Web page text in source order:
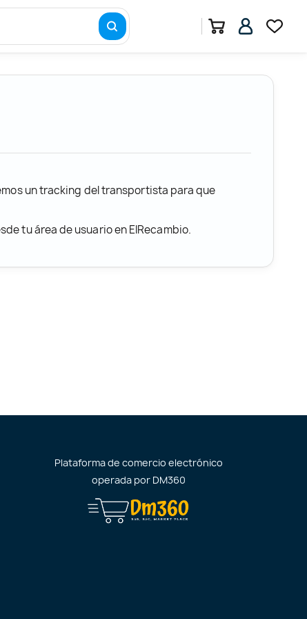
un tracking del transportista para que
tu área de usuario en ElRecambio.
Plataforma de comercio electrónico
operada por DM360